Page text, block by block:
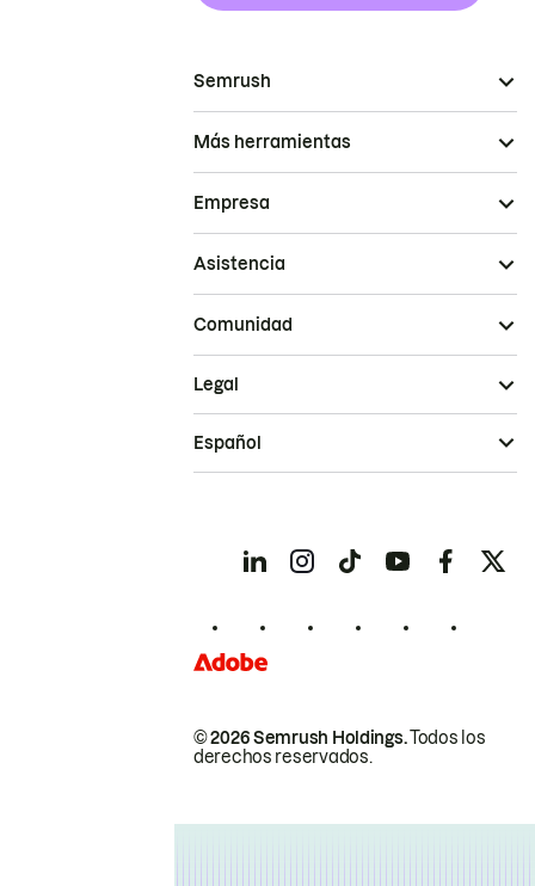
Semrush
Más herramientas
Empresa
Asistencia
Comunidad
© 2026 Semrush Holdings.Todos los
derechos reservados.
Legal
Español